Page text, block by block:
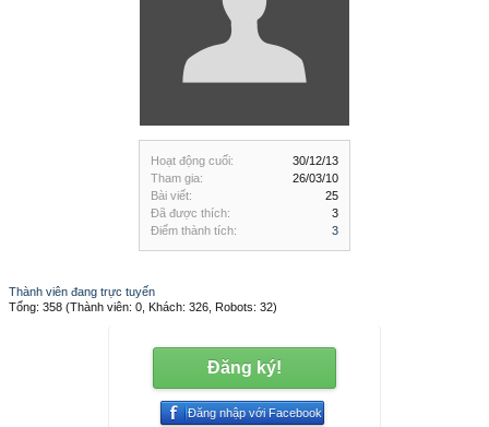
Hoạt động cuối:
30/12/13
Tham gia:
26/03/10
Bài viết:
25
Đã được thích:
3
Điểm thành tích:
3
Thành viên đang trực tuyến
Tổng: 358 (Thành viên: 0, Khách: 326, Robots: 32)
Đăng ký!
Đăng nhập với Facebook